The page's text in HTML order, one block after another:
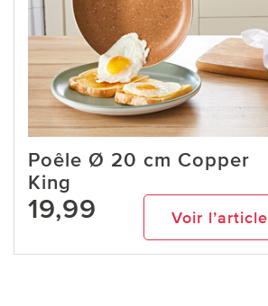
Poêle Ø 20 cm Copper
King
19,99 Voir l’article